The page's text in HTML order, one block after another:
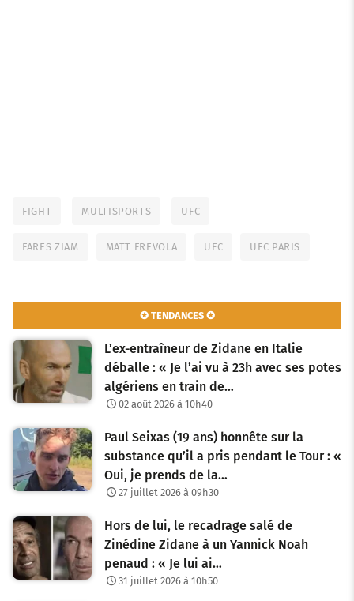
FIGHT MULTISPORTS UFC
FARES ZIAM MATT FREVOLA UFC UFC PARIS
✪ TENDANCES ✪
L’ex-entraîneur de Zidane en Italie
déballe : « Je l’ai vu à 23h avec ses potes
algériens en train de…
02 août 2026 à 10h40
Paul Seixas (19 ans) honnête sur la
substance qu’il a pris pendant le Tour : «
Oui, je prends de la…
27 juillet 2026 à 09h30
Hors de lui, le recadrage salé de
Zinédine Zidane à un Yannick Noah
penaud : « Je lui ai…
31 juillet 2026 à 10h50